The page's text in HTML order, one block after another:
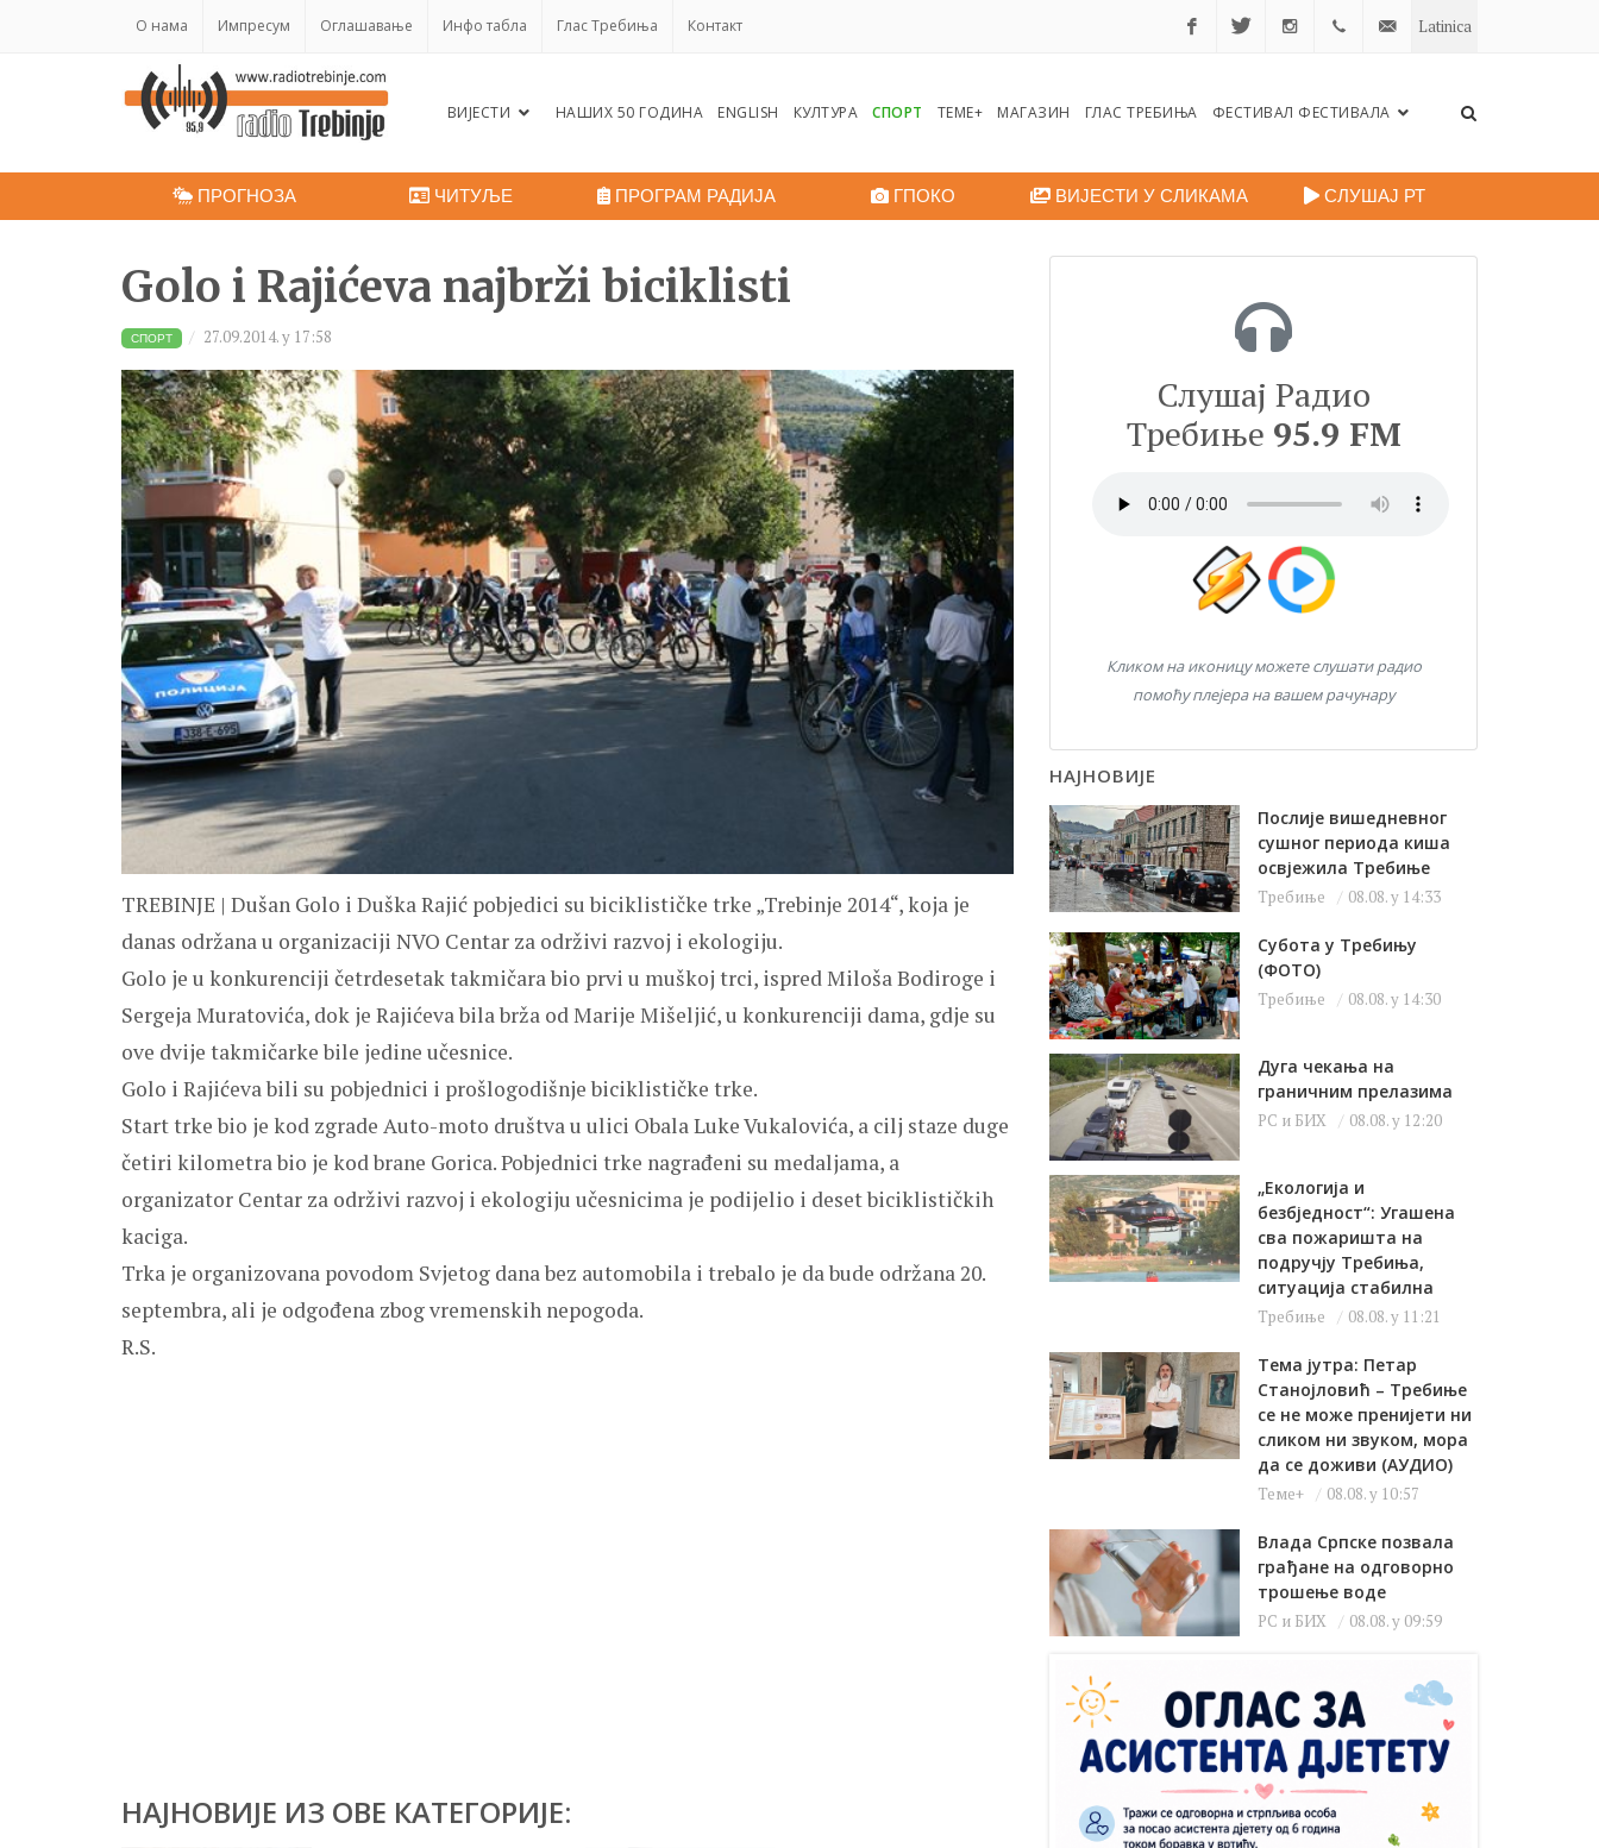
O нама Импресум Оглашавање Инфо табла Глас Требиња Контакт Latinica
ВИЈЕСТИ НАШИХ 50 ГОДИНА ENGLISH КУЛТУРА СПОРТ ТЕМЕ+ МАГАЗИН ГЛАС ТРЕБИЊА ФЕСТИВАЛ ФЕСТИВАЛА
ПРОГНОЗА ЧИТУЉЕ ПРОГРАМ РАДИЈА ГПОКО ВИЈЕСТИ У СЛИКАМА СЛУШАЈ РТ
Golo i Rajićeva najbrži biciklisti
СПОРТ 27.09.2014. у 17:58
TREBINJE | Dušan Golo i Duška Rajić pobjedici su biciklističke trke „Trebinje 2014“, koja je
danas održana u organizaciji NVO Centar za održivi razvoj i ekologiju.
Golo je u konkurenciji četrdesetak takmičara bio prvi u muškoj trci, ispred Miloša Bodiroge i
Sergeja Muratovića, dok je Rajićeva bila brža od Marije Mišeljić, u konkurenciji dama, gdje su
ove dvije takmičarke bile jedine učesnice.
Golo i Rajićeva bili su pobjednici i prošlogodišnje biciklističke trke.
Start trke bio je kod zgrade Auto-moto društva u ulici Obala Luke Vukalovića, a cilj staze duge
četiri kilometra bio je kod brane Gorica. Pobjednici trke nagrađeni su medaljama, a
organizator Centar za održivi razvoj i ekologiju učesnicima je podijelio i deset biciklističkih
kaciga.
Trka je organizovana povodom Svjetog dana bez automobila i trebalo je da bude održana 20.
septembra, ali je odgođena zbog vremenskih nepogoda.
R.S.
НАЈНОВИЈЕ ИЗ ОВЕ КАТЕГОРИЈЕ:
Слушај Радио
Требиње 95.9 FM
Кликом на иконицу можете слушати радио
помоћу плејера на вашем рачунару
НАЈНОВИЈЕ
Послије вишедневног
сушног периода киша
освјежила Требиње
Требиње 08.08. у 14:33
Субота у Требињу
(ФОТО)
Требиње 08.08. у 14:30
Дуга чекања на
граничним прелазима
РС и БИХ 08.08. у 12:20
„Екологија и
безбједност“: Угашена
сва пожаришта на
подручју Требиња,
ситуација стабилна
Требиње 08.08. у 11:21
Тема јутра: Петар
Станојловић – Требиње
се не може пренијети ни
сликом ни звуком, мора
да се доживи (АУДИО)
Теме+ 08.08. у 10:57
Влада Српске позвала
грађане на одговорно
трошење воде
РС и БИХ 08.08. у 09:59